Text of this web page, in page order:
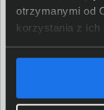
otrzymanymi od
korzystania z ich